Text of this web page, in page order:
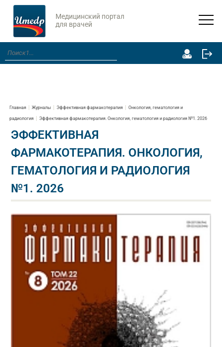
Медицинский портал
для врачей
Главная Журналы Эффективная фармакотерапия Онкология, гематология и
радиология Эффективная фармакотерапия. Онкология, гематология и радиология №1. 2026
ЭФФЕКТИВНАЯ
ФАРМАКОТЕРАПИЯ. ОНКОЛОГИЯ,
ГЕМАТОЛОГИЯ И РАДИОЛОГИЯ
№1. 2026